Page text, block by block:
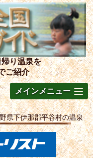
り温泉を
ご紹介
メインメニュー
県下伊那郡平谷村の温泉